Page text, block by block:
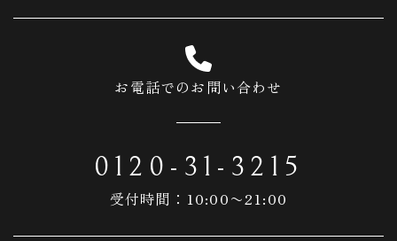
お電話でのお問い合わせ
0120-31-3215
受付時間：10:00〜21:00